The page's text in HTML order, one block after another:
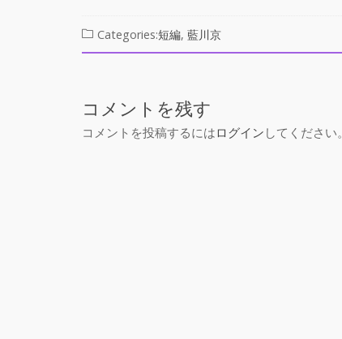
e
b
o
k
itt
er
e
n
ai
l
Categories:短編, 藍川京
コメントを残す
コメントを投稿するにはログイン してください。